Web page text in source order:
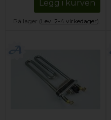
Legg i kurven
På lager (Lev. 2-4 virkedager).